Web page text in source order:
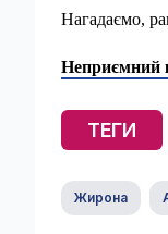
Нагадаємо,
Неприємний
ТЕГИ
Жирона